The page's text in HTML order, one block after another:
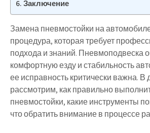
Заключение
Замена пневмостойки на
процедура, которая требует
подхода и знаний. Пневмоподвеска
комфортную езду и стабильность
ее исправность критически важна. В
рассмотрим, как правильно
пневмостойки, какие инструменты
что обратить внимание в процессе